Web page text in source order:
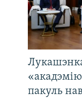
пакуль